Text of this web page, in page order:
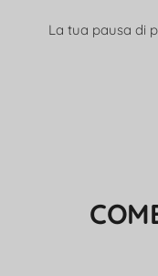
La tua pausa di